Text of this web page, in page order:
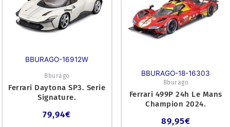
BBURAGO-16912W
Bburago
Ferrari Daytona SP3. Serie
Signature.
79,94€
BBURAGO-18-16303
Bburago
Ferrari 499P 24h Le Mans
Champion 2024.
89,95€